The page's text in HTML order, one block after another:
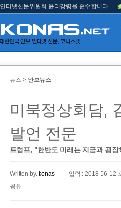
인터넷신문위원회 윤리강령을 준수합니다
뉴스 > 안보뉴스
미북정상회담,
발언 전문
트럼프, "한반도 미래는 지금과 굉장
Written by. konas
입력 : 2018-06-12
공유: